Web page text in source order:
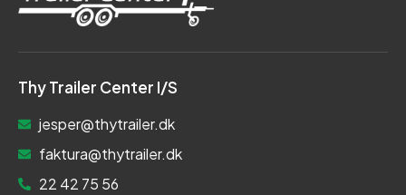
Thy Trailer Center I/S
jesper@thytrailer.dk
faktura@thytrailer.dk
22 42 75 56